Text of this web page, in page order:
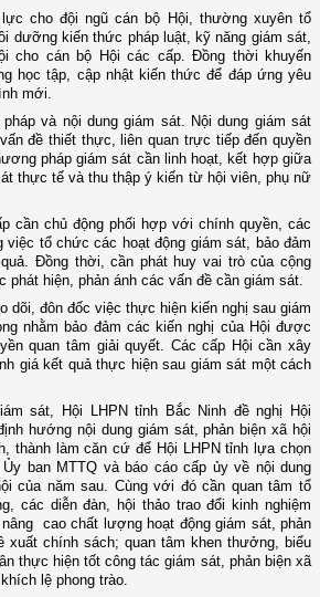
cho đội ngũ cán bộ Hội, thường xuyên tổ
dưỡng kiến thức pháp luật, kỹ năng giám sát,
cho cán bộ Hội các cấp. Đồng thời khuyến
học tập, cập nhật kiến thức để đáp ứng yêu
mới.
và nội dung giám sát. Nội dung giám sát
đề thiết thực, liên quan trực tiếp đến quyền
pháp giám sát cần linh hoạt, kết hợp giữa
thực tế và thu thập ý kiến từ hội viên, phụ nữ
cần chủ động phối hợp với chính quyền, các
việc tổ chức các hoạt động giám sát, bảo đảm
Đồng thời, cần phát huy vai trò của cộng
phát hiện, phản ánh các vấn đề cần giám sát.
dõi, đôn đốc việc thực hiện kiến nghị sau giám
nhằm bảo đảm các kiến nghị của Hội được
quan tâm giải quyết. Các cấp Hội cần xây
giá kết quả thực hiện sau giám sát một cách
sát, Hội LHPN tỉnh Bắc Ninh đề nghị Hội
hướng nội dung giám sát, phản biện xã hội
thành làm căn cứ để Hội LHPN tỉnh lựa chọn
ban MTTQ và báo cáo cấp ủy về nội dung
của năm sau. Cùng với đó cần quan tâm tổ
các diễn đàn, hội thảo trao đổi kinh nghiệm
cao chất lượng hoạt động giám sát, phản
xuất chính sách; quan tâm khen thưởng, biểu
thực hiện tốt công tác giám sát, phản biện xã
lệ phong trào.